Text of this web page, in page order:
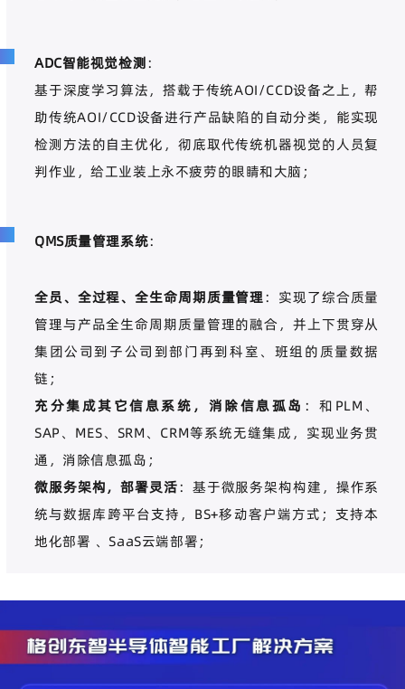
ADC智能视觉检测：
基于深度学习算法，搭载于传统AOI/CCD设备之上，帮
助传统AOI/CCD设备进行产品缺陷的自动分类，能实现
检测方法的自主优化，彻底取代传统机器视觉的人员复
判作业，给工业装上永不疲劳的眼睛和大脑；
QMS质量管理系统：
全员、全过程、全生命周期质量管理：实现了综合质量
管理与产品全生命周期质量管理的融合，并上下贯穿从
集团公司到子公司到部门再到科室、班组的质量数据
链；
充分集成其它信息系统，消除信息孤岛 ：和 PLM 、
SAP、 MES、 SRM、 CRM等系统无缝集成，实现业务贯
通，消除信息孤岛；
微服务架构，部署灵活：基于微服务架构构建，操作系
统与数据库跨平台支持， BS+移动客户端方式；支持本
地化部署 、SaaS云端部署；